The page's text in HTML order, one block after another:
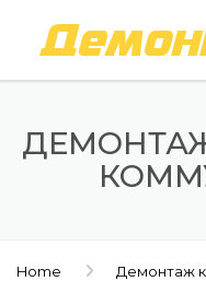
Home
Демонтаж